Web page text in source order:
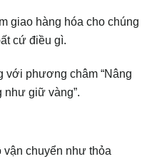
giao hàng hóa cho chúng
cứ điều gì.
với phương châm “Nâng
như giữ vàng”.
vận chuyển như thỏa